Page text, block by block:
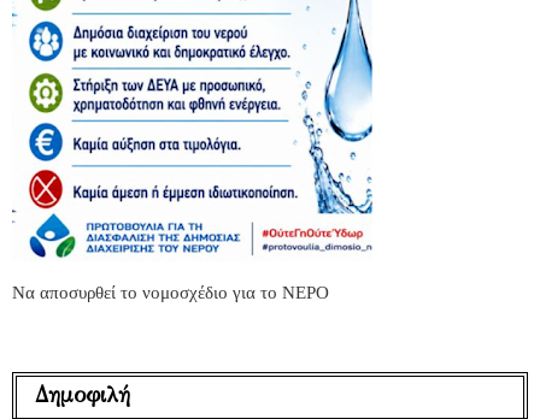
Να αποσυρθεί το νομοσχέδιο για το ΝΕΡΟ
Δημοφιλή